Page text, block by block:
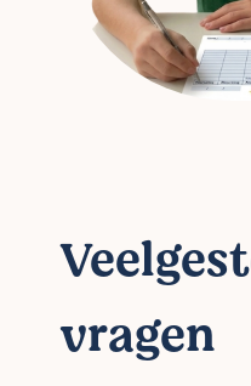
vragen